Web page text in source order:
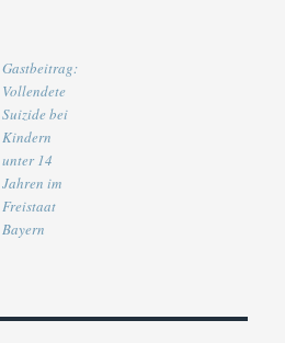
Gastbeitrag:
Vollendete
Suizide bei
Kindern
unter 14
Jahren im
Freistaat
Bayern